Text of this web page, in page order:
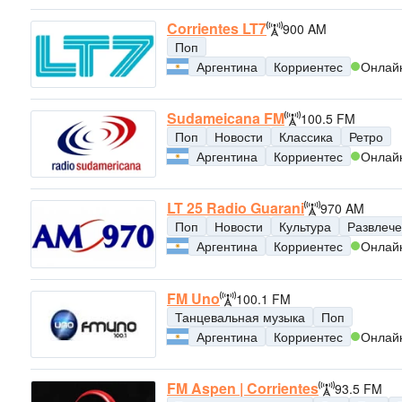
Corrientes LT7
900 AM
Поп
Аргентина
Корриентес
Sudameicana FM
100.5 FM
Поп
Новости Классика
Ретро
Аргентина
Корриентес
LT 25 Radio Guarani
970 AM
Поп
Новости Культура
Аргентина
Корриентес
FM Uno
100.1 FM
Танцевальная музыка
Поп
Аргентина
Корриентес
FM Aspen | Corrientes
93.5 FM